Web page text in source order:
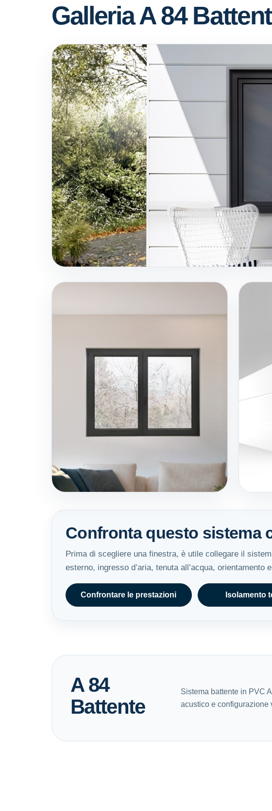
Galleria A 84
Confronta questo sistema
Prima di scegliere una finestra, è utile collegare il
esterno, ingresso d’aria, tenuta all’acqua, orientamento
Confrontare le prestazioni Isolamento
A 84
Battente
Sistema battente in PVC
acustico e configurazione